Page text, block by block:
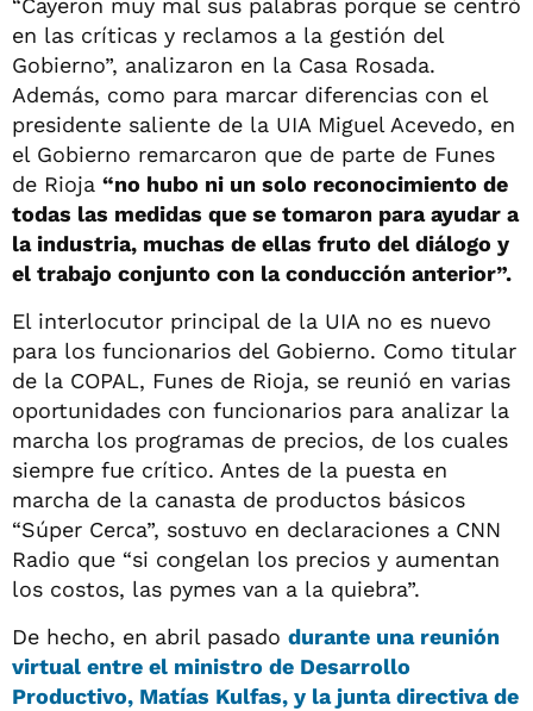
en las críticas y reclamos a la gestión del
Gobierno”, analizaron en la Casa Rosada.
Además, como para marcar diferencias con el
presidente saliente de la UIA Miguel Acevedo, en
el Gobierno remarcaron que de parte de Funes
de Rioja “no hubo ni un solo reconocimiento de
todas las medidas que se tomaron para ayudar a
la industria, muchas de ellas fruto del diálogo y
el trabajo conjunto con la conducción anterior”.
El interlocutor principal de la UIA no es nuevo
para los funcionarios del Gobierno. Como titular
de la COPAL, Funes de Rioja, se reunió en varias
oportunidades con funcionarios para analizar la
marcha los programas de precios, de los cuales
siempre fue crítico. Antes de la puesta en
marcha de la canasta de productos básicos
“Súper Cerca”, sostuvo en declaraciones a CNN
Radio que “si congelan los precios y aumentan
los costos, las pymes van a la quiebra”.
De hecho, en abril pasado durante una reunión
virtual entre el ministro de Desarrollo
Productivo, Matías Kulfas, y la junta directiva de